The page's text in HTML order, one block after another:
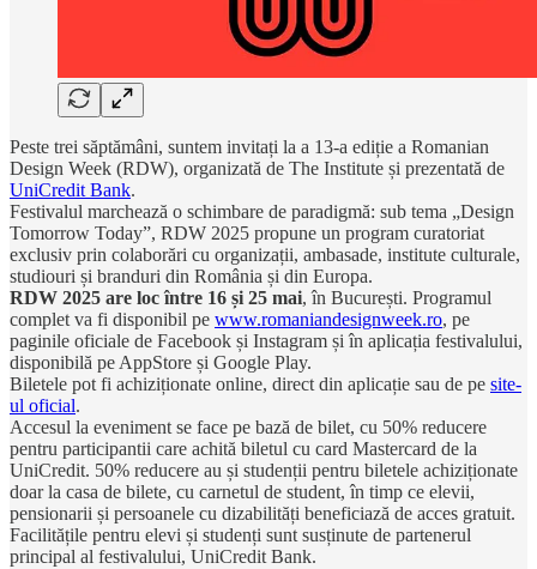
Peste trei săptămâni, suntem invitați la a 13-a ediție a Romanian
Design Week (RDW), organizată de The Institute și prezentată de
UniCredit Bank.
Festivalul marchează o schimbare de paradigmă: sub tema „Design
Tomorrow Today”, RDW 2025 propune un program curatoriat
exclusiv prin colaborări cu organizații, ambasade, institute culturale,
studiouri și branduri din România și din Europa.
RDW 2025 are loc între 16 și 25 mai, în București. Programul
complet va fi disponibil pe www.romaniandesignweek.ro, pe
paginile oficiale de Facebook și Instagram și în aplicația festivalului,
disponibilă pe AppStore și Google Play.
Biletele pot fi achiziționate online, direct din aplicație sau de pe site-
ul oficial.
Accesul la eveniment se face pe bază de bilet, cu 50% reducere
pentru participantii care achită biletul cu card Mastercard de la
UniCredit. 50% reducere au și studenții pentru biletele achiziționate
doar la casa de bilete, cu carnetul de student, în timp ce elevii,
pensionarii și persoanele cu dizabilități beneficiază de acces gratuit.
Facilitățile pentru elevi și studenți sunt susținute de partenerul
principal al festivalului, UniCredit Bank.